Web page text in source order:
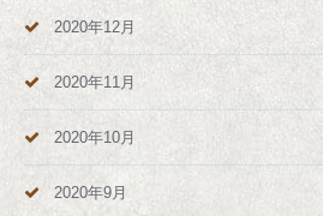
2020年12月
2020年11月
2020年10月
2020年9月